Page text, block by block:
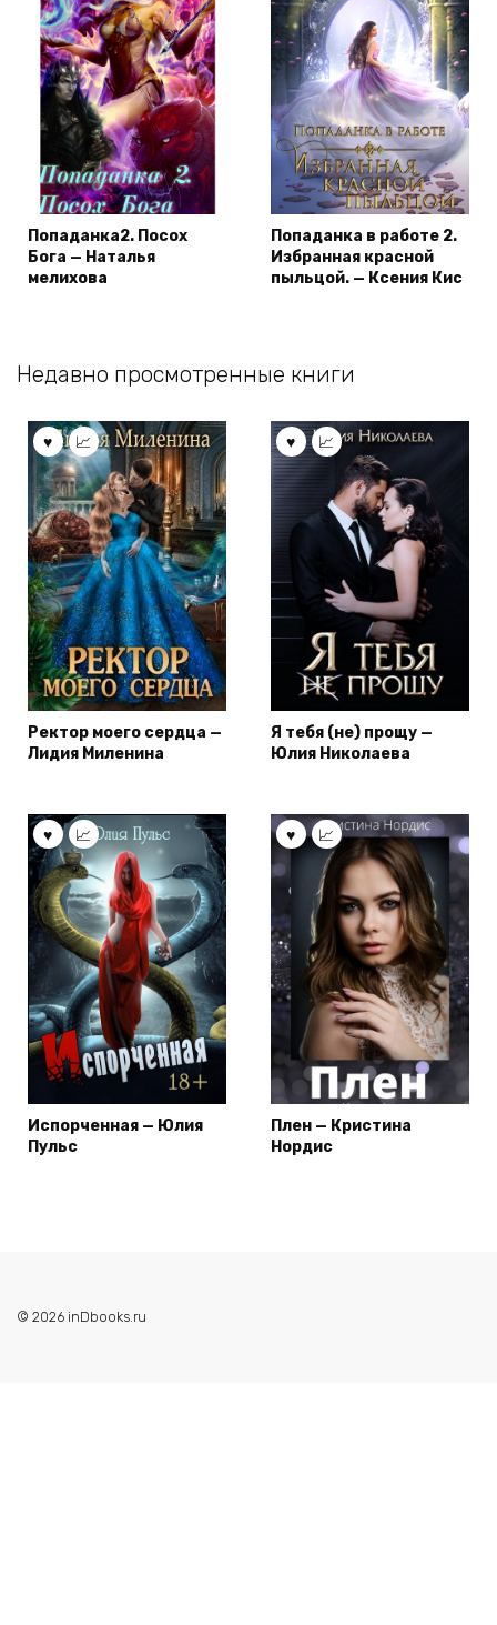
Попаданка2. Посох
Бога — Наталья
мелихова
Попаданка в работе 2.
Избранная красной
пыльцой. — Ксения Кис
Недавно просмотренные книги
Ректор моего сердца —
Лидия Миленина
Я тебя (не) прощу —
Юлия Николаева
Испорченная — Юлия
Пульс
Плен — Кристина
Нордис
© 2026 inDbooks.ru